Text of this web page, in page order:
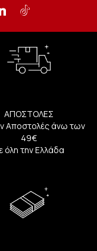
ΑΠΟΣΤΟΛΕΣ
Αποστολές άνω των
49€
όλη την Ελλάδα